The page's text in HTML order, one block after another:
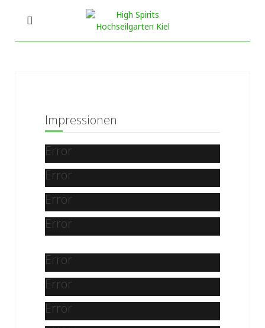
Impressionen
Error
Error
Error
Error
Error
Error
Error